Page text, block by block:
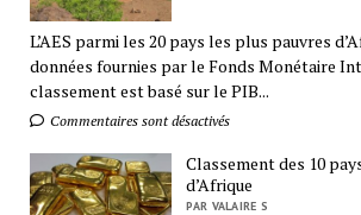
L’AES parmi les 20 pays les plus pauvres
données fournies par le Fonds Monétaire
classement est basé sur le PIB...
Commentaires sont désactivés
Classement des 10
d’Afrique
PAR VALAIRE S